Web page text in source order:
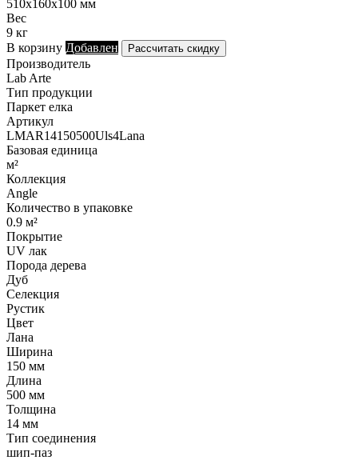
510х160х100 мм
Вес
9 кг
В корзину Добавлен Рассчитать скидку
Производитель
Lab Arte
Тип продукции
Паркет елка
Артикул
LMAR14150500Uls4Lana
Базовая единица
м²
Коллекция
Angle
Количество в упаковке
0.9 м²
Покрытие
UV лак
Порода дерева
Дуб
Селекция
Рустик
Цвет
Лана
Ширина
150 мм
Длина
500 мм
Толщина
14 мм
Тип соединения
шип-паз